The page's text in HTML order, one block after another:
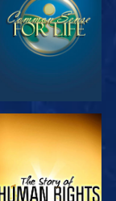
REGARDER